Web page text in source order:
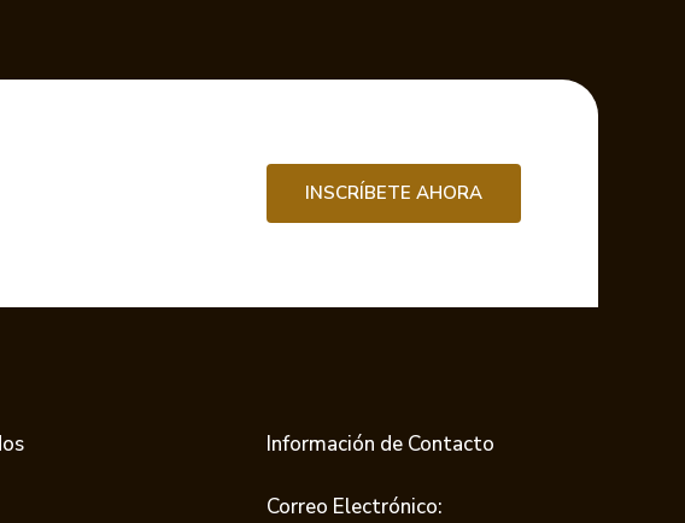
INSCRÍBETE AHORA
Información de Contacto
Correo Electrónico: